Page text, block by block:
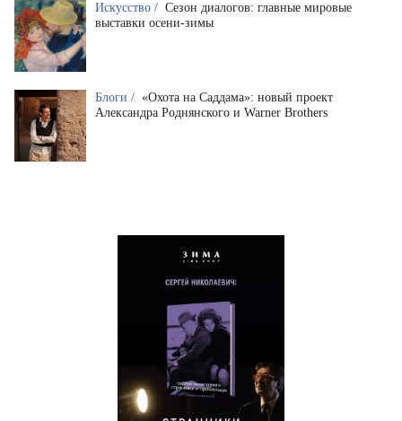
Искусство / Сезон диалогов: главные мировые
выставки осени-зимы
Блоги / «Охота на Саддама»: новый проект
Александра Роднянского и Warner Brothers